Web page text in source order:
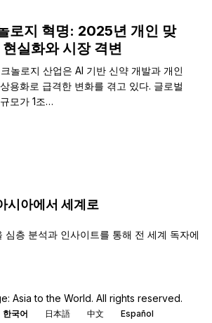
로지 혁명: 2025년 개인 맞
실화와 시장 격변
놀로지 산업은 AI 기반 신약 개발과 개인
용화로 급격한 변화를 겪고 있다. 글로벌
모가 1조…
시아에서 세계로
심층 분석과 인사이트를 통해 전 세계 독자에
Asia to the World. All rights reserved.
한국어 日本語 中文 Español